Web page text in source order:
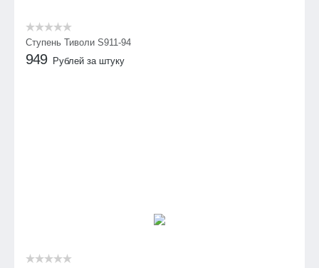
Ступень Тиволи S911-94
949 Рублей за штуку